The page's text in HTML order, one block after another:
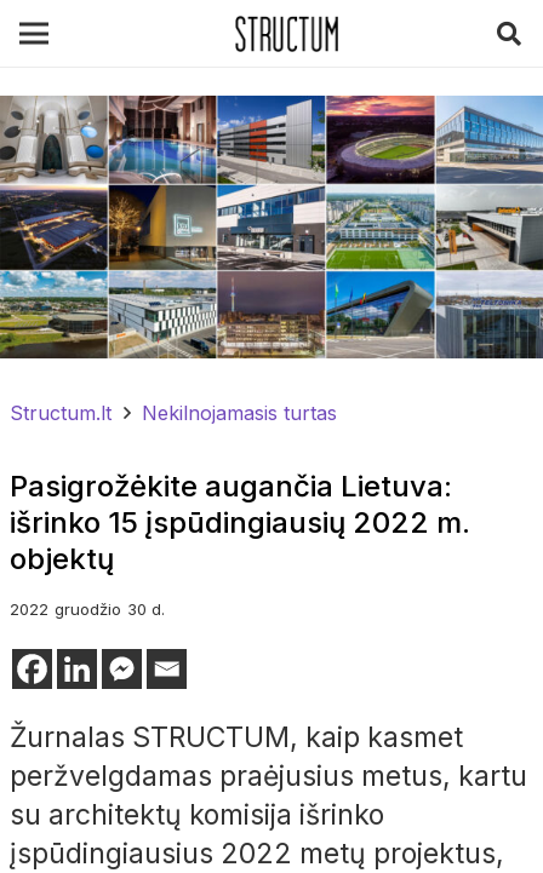
Structum.lt Nekilnojamasis turtas
Pasigrožėkite augančia Lietuva:
išrinko 15 įspūdingiausių 2022 m.
objektų
2022 gruodžio 30 d.
Žurnalas STRUCTUM, kaip kasmet
peržvelgdamas praėjusius metus, kartu
su architektų komisija išrinko
įspūdingiausius 2022 metų projektus,